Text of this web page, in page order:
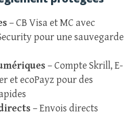
– CB Visa et MC avec
pour une sauvegarde
– Compte Skrill, E-
et ecoPayz pour des
– Envois directs